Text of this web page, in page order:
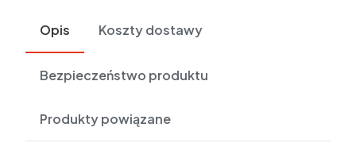
Opis Koszty dostawy
Bezpieczeństwo produktu
Produkty powiązane